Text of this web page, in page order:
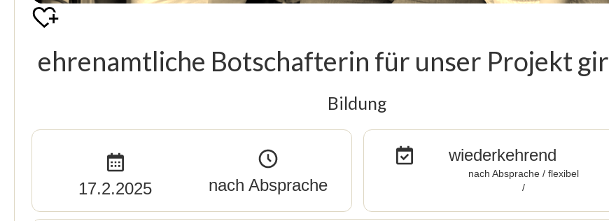
ehrenamtliche Botschafterin für unser Projekt
Bildung
17.2.2025 nach Absprache
wiederkehrend
nach Absprache / flexibel
/